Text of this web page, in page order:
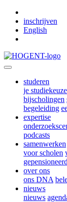
inschrijven
English
studeren
je
bijscholingen
begeleiding
expertise
podcasts
samenwerken
voor scholen
over ons
ons DNA
nieuws
nieuws